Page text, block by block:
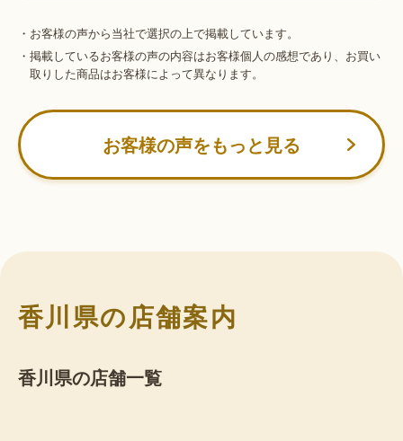
・お客様の声から当社で選択の上で掲載しています。
・掲載しているお客様の声の内容はお客様個人の感想であり、お買い
取りした商品はお客様によって異なります。
お客様の声をもっと見る
香川県の店舗案内
香川県の店舗一覧